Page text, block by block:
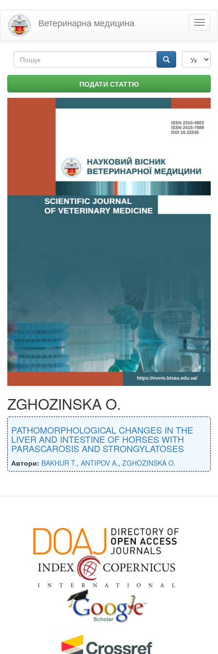
Перейти
основного
матеріалу
Ветеринарна медицина
Пошукова
форма ПОДАТИ СТАТТЮ
ZGHOZINSKA O.
PATHOMORPHOLOGICAL CHANGES IN THE
LIVER AND INTESTINE OF HORSES WITH
PARASCAROSIS AND STRONGYLATOSES
Автори: BAKHUR T., ANTIPOV A., ZGHOZINSKA O.